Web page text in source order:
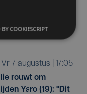
vr 7 augustus | 17:05
rouwt om
Yaro (19): "Dit
BY COOKIESCRIPT